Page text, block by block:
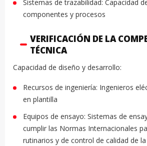
Sistemas de trazabilidad: Capacidad
componentes y procesos
VERIFICACIÓN DE LA
TÉCNICA
Capacidad de diseño y desarrollo:
Recursos de ingeniería: Ingenieros
en plantilla
Equipos de ensayo: Sistemas de
cumplir las Normas Internacionales
rutinarios y de control de calidad de